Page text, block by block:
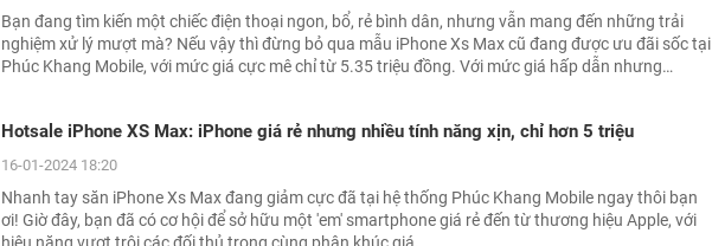
Bạn đang tìm kiến một chiếc điện thoại ngon, bổ, rẻ bình dân, nhưng vẫn mang đến những trải
nghiệm xử lý mượt mà? Nếu vậy thì đừng bỏ qua mẫu iPhone Xs Max cũ đang được ưu đãi sốc tại
Phúc Khang Mobile, với mức giá cực mê chỉ từ 5.35 triệu đồng. Với mức giá hấp dẫn nhưng
Hotsale iPhone XS Max: iPhone giá rẻ nhưng nhiều tính năng xịn, chỉ hơn 5 triệu
16-01-2024 18:20
Nhanh tay săn iPhone Xs Max đang giảm cực đã tại hệ thống Phúc Khang Mobile ngay thôi bạn
ơi! Giờ đây, bạn đã có cơ hội để sở hữu một 'em' smartphone giá rẻ đến từ thương hiệu Apple, với
hiệu năng vượt trội các đối thủ trong cùng phân khúc giá.